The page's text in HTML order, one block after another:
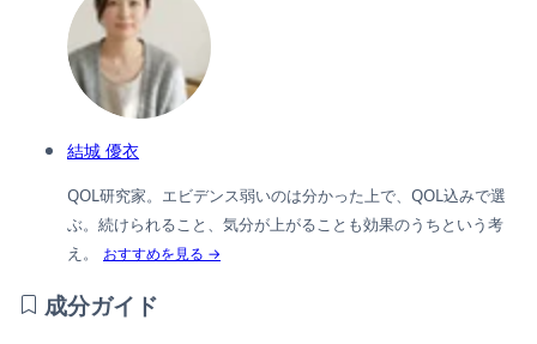
結城 優衣
QOL研究家。エビデンス弱いのは分かった上で、QOL込みで選
ぶ。続けられること、気分が上がることも効果のうちという考
え。
おすすめを見る →
成分ガイド